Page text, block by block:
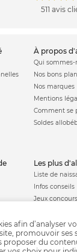
511 avis
à propos
Qui sommes-
Nos bons
Nos marques
Mentions
Comment se
Soldes
les plus
Liste de
Infos conseils
Jeux concours
Parrainage
Paiement
afin d’analyser
promouvoir ses
proposer du